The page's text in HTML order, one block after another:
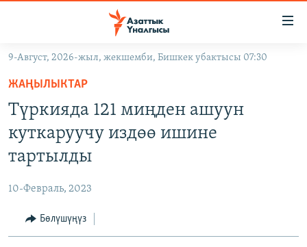
Навигацияга
өтүңүз
Издөөгө
салыңызКЫРГЫЗСТАН
МАДАНИЯТ
ДҮЙНӨ
УКРАИНА
ТВ ПРОГРАММАЛАР
БҮГҮН АЗАТТЫКТА
ПОДКАСТ
9-Август, 2026-жыл, жекшемби, Бишкек убактысы 07:30
ЖАҢЫЛЫКТАР
Түркияда 121 миңден ашуун
куткаруучу издөө ишине
тартылды
10-Февраль, 2023
Бөлүшүңүз